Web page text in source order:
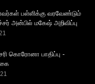
பள்ளிக்கு வரவேண்டும்
அன்பில் மகேஷ் அறிவிப்பு
கொரோனா பாதிப்பு -